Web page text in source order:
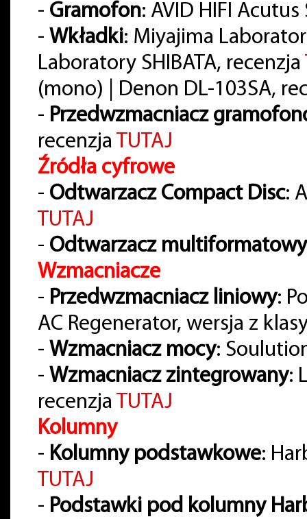
- Gramofon: AVID HIFI
- Wkładki: Miyajima
Laboratory SHIBATA, recenzja
(mono) | Denon DL-103SA,
- Przedwzmacniacz
recenzja TUTAJ
Źródła cyfrowe
- Odtwarzacz Compact Disc:
TUTAJ
- Odtwarzacz multiformatowy
Wzmacniacze
- Przedwzmacniacz liniowy:
AC Regenerator, wersja z
- Wzmacniacz mocy:
- Wzmacniacz zintegrowany:
recenzja TUTAJ
Kolumny
- Kolumny podstawkowe:
TUTAJ
- Podstawki pod kolumny